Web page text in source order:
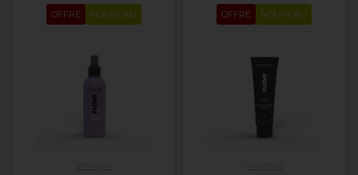
OFFRE NOUVEAU OFFRE NOUVEAU